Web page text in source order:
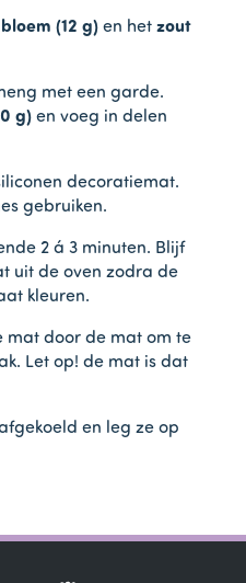
bloem (12 g) en het zout
met een garde.
g) en voeg in delen
decoratiemat.
gebruiken.
2 á 3 minuten. Blijf
uit de oven zodra de
kleuren.
mat door de mat om te
Let op! de mat is dat
en leg ze op